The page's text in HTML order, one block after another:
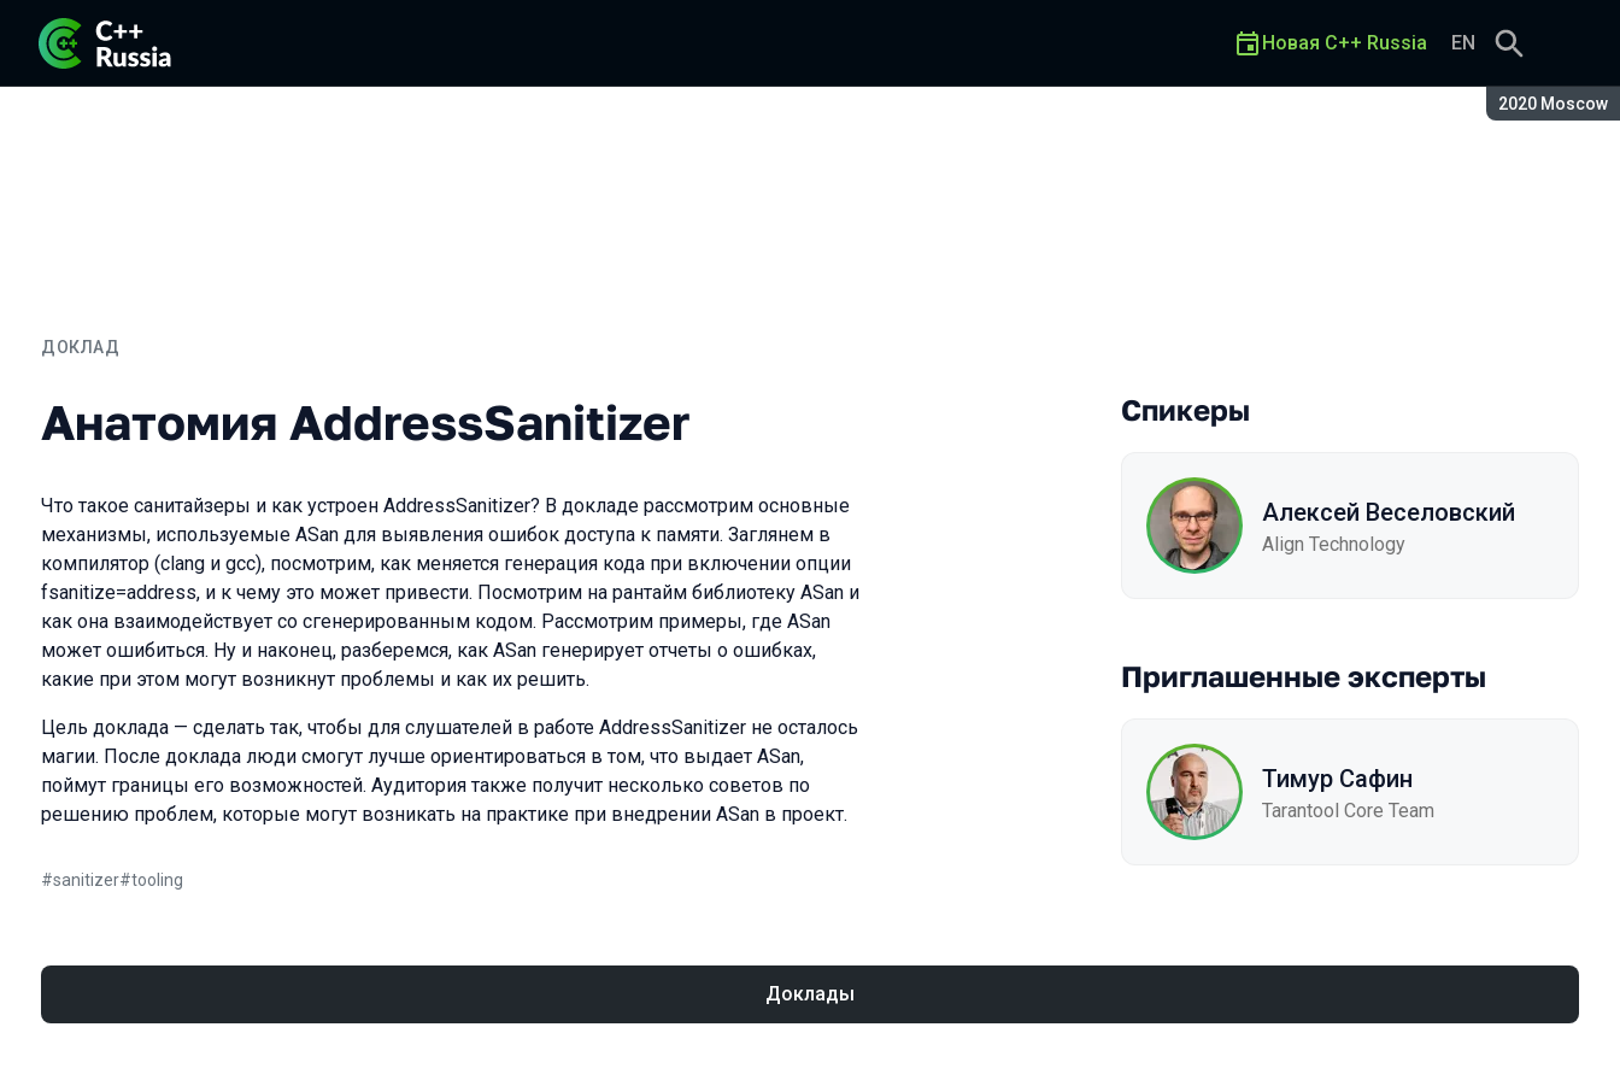
Сезон:
2020 Moscow
Новая C++ Russia EN
ДОКЛАД
Анатомия AddressSanitizer
Анатомия AddressSanitizer
Что такое санитайзеры и как устроен AddressSanitizer? В докладе рассмотрим основные
механизмы, используемые ASan для выявления ошибок доступа к памяти. Заглянем в
компилятор (clang и gcc), посмотрим, как меняется генерация кода при включении опции
fsanitize=address, и к чему это может привести. Посмотрим на рантайм библиотеку ASan и
как она взаимодействует со сгенерированным кодом. Рассмотрим примеры, где ASan
может ошибиться. Ну и наконец, разберемся, как ASan генерирует отчеты о ошибках,
какие при этом могут возникнут проблемы и как их решить.
Цель доклада — сделать так, чтобы для слушателей в работе AddressSanitizer не осталось
магии. После доклада люди смогут лучше ориентироваться в том, что выдает ASan,
поймут границы его возможностей. Аудитория также получит несколько советов по
решению проблем, которые могут возникать на практике при внедрении ASan в проект.
#sanitizer#tooling
Спикеры
Алексей Веселовский
Align Technology
Приглашенные эксперты
Тимур Сафин
Tarantool Core Team
Доклады